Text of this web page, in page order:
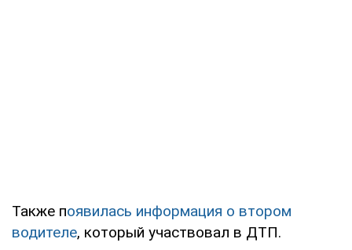
Также появилась информация о втором
водителе, который участвовал в ДТП.